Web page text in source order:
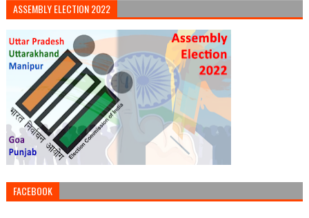
ASSEMBLY ELECTION 2022
FACEBOOK